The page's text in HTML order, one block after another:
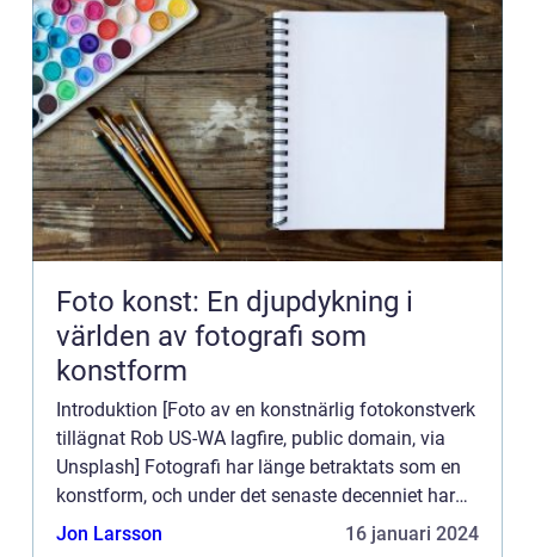
Foto konst: En djupdykning i
världen av fotografi som
konstform
Introduktion [Foto av en konstnärlig fotokonstverk
tillägnat Rob US-WA lagfire, public domain, via
Unsplash] Fotografi har länge betraktats som en
konstform, och under det senaste decenniet har
”foto konst” blivit allt mer populärt och ac...
Jon Larsson 16 januari 2024